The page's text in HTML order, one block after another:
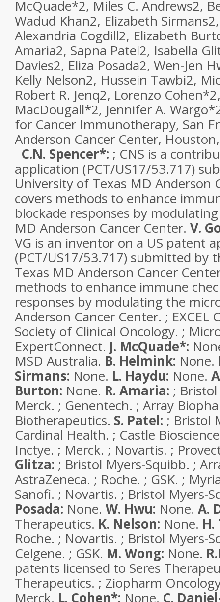
McQuade*2, Miles C. Andrews2,
Wadud Khan2, Elizabeth Sirmans2
Alexandria Cogdill2, Elizabeth
Amaria2, Sapna Patel2, Isabella
Davies2, Eliza Posada2, Wen-Jen
Kelly Nelson2, Hussein Tawbi2,
Robert R. Jenq2, Lorenzo Cohen*2
MacDougall*2, Jennifer A. Wargo*
for Cancer Immunotherapy, San
Anderson Cancer Center,
C.N. Spencer*: ; CNS is a
application (PCT/US17/53.717)
University of Texas MD Anderson
covers methods to enhance
blockade responses by
MD Anderson Cancer Center. V.
VG is an inventor on a US patent
(PCT/US17/53.717) submitted by
Texas MD Anderson Cancer
methods to enhance immune
responses by modulating the
Anderson Cancer Center. ; EXCEL
Society of Clinical Oncology. ;
ExpertConnect. J. McQuade*:
MSD Australia. B. Helmink: None.
Sirmans: None. L. Haydu: None.
Burton: None. R. Amaria: ;
Merck. ; Genentech. ; Array
Biotherapeutics. S. Patel: ; Bristol
Cardinal Health. ; Castle
Inctye. ; Merck. ; Novartis. ;
Glitza: ; Bristol Myers-Squibb. ;
AstraZeneca. ; Roche. ; GSK. ;
Sanofi. ; Novartis. ; Bristol Myers-
Posada: None. W. Hwu: None. A.
Therapeutics. K. Nelson: None. H.
Roche. ; Novartis. ; Bristol Myers-
Celgene. ; GSK. M. Wong: None.
patents licensed to Seres
Therapeutics. ; Ziopharm
Merck. L. Cohen*: None. C.